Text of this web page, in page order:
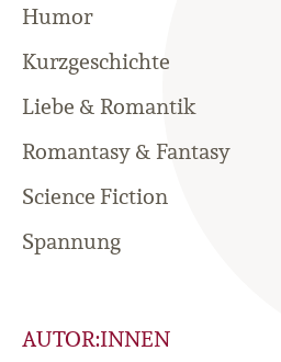
Humor
Kurzgeschichte
Liebe & Romantik
Romantasy & Fantasy
Science Fiction
Spannung
AUTOR:INNEN